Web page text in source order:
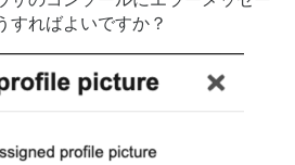
すればよいですか？